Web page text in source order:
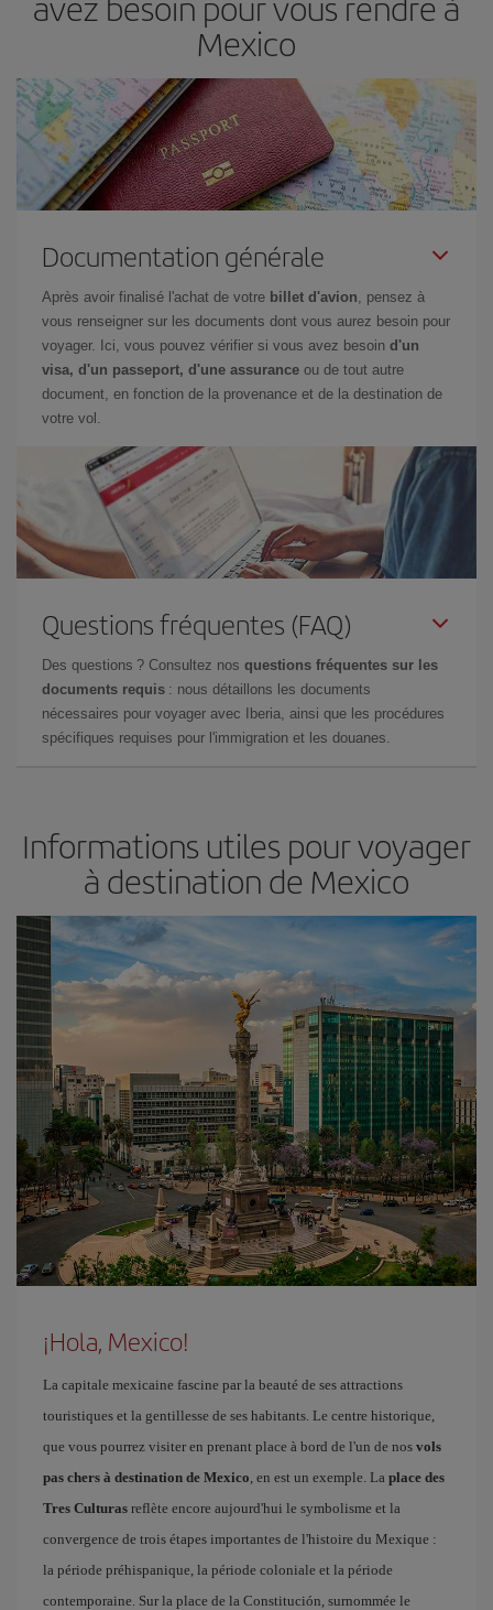
Mexico
Documentation générale
Après avoir finalisé l'achat de votre billet d'avion , pensez à
vous renseigner sur les documents dont vous aurez besoin pour
voyager. Ici, vous pouvez vérifier si vous avez besoin d'un
visa, d'un passeport, d'une assurance ou de tout autre
document, en fonction de la provenance et de la destination de
votre vol.
Questions fréquentes (FAQ)
Des questions ? Consultez nos questions fréquentes sur les
documents requis : nous détaillons les documents
nécessaires pour voyager avec Iberia, ainsi que les procédures
spécifiques requises pour l'immigration et les douanes.
Informations utiles pour voyager
à destination de Mexico
¡Hola, Mexico!
La capitale mexicaine fascine par la beauté de ses attractions
touristiques et la gentillesse de ses habitants. Le centre historique,
que vous pourrez visiter en prenant place à bord de l'un de nos vols
pas chers à destination de Mexico , en est un exemple. La place des
Tres Culturas reflète encore aujourd'hui le symbolisme et la
convergence de trois étapes importantes de l'histoire du Mexique :
la période préhispanique, la période coloniale et la période
contemporaine. Sur la place de la Constitución, surnommée le